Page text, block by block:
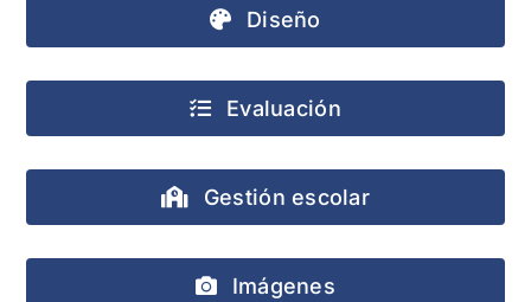
Diseño
Evaluación
Gestión escolar
Imágenes